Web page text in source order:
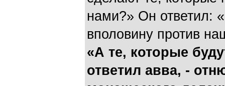
нами?» Он ответил:
вполови­ну против
«А те, кото­рые
ответил авва, -